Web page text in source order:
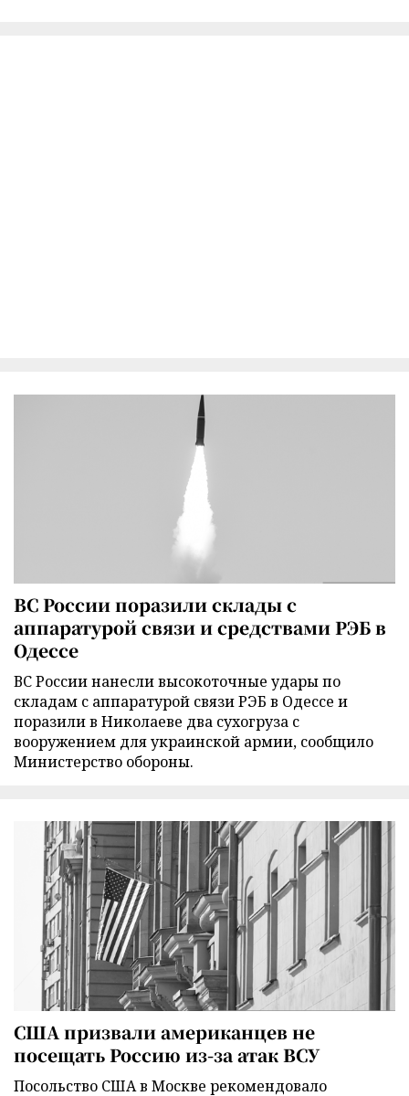
ВС России поразили склады с
аппаратурой связи и средствами РЭБ в
Одессе
ВС России нанесли высокоточные удары по
складам с аппаратурой связи РЭБ в Одессе и
поразили в Николаеве два сухогруза с
вооружением для украинской армии, сообщило
Министерство обороны.
США призвали американцев не
посещать Россию из-за атак ВСУ
Посольство США в Москве рекомендовало